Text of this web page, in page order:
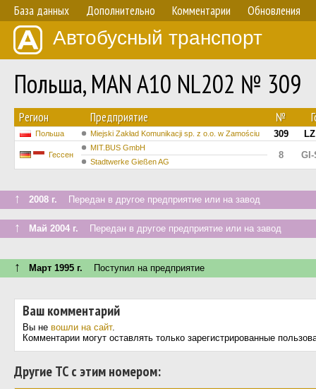
База данных Дополнительно Комментарии Обновления
Автобусный транспорт
Польша, MAN A10 NL202 № 309
Регион Предприятие №
Польша Miejski Zakład Komunikacji sp. z o.o. w Zamościu 309
Гессен
MIT.BUS GmbH
8 GI-
Stadtwerke Gießen AG
↑ 2008 г. Передан в другое предприятие или на завод
↑ Май 2004 г. Передан в другое предприятие или на завод
↑ Март 1995 г. Поступил на предприятие
Ваш комментарий
Вы не вошли на сайт.
Комментарии могут оставлять только зарегистрированные
Другие ТС с этим номером: